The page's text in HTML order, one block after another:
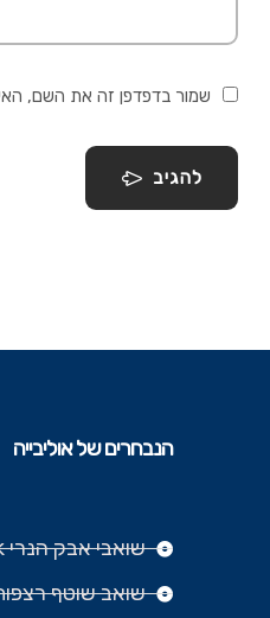
שמור בדפדפן זה את השם,
להגיב
הנבחרים של אוליבייה
שואבי אבק הנרי Quick
שואב שוטף